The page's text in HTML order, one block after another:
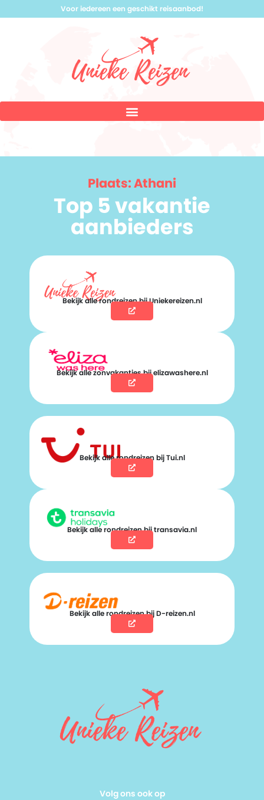
Voor iedereen een geschikt reisaanbod!
Plaats: Athani
Top 5 vakantie
aanbieders
Bekijk alle rondreizen bij Uniekereizen.nl
Bekijk alle zonvakanties bij elizawashere.nl
Bekijk alle rondreizen bij Tui.nl
Bekijk alle rondreizen bij transavia.nl
Bekijk alle rondreizen bij D-reizen.nl
Volg ons ook op